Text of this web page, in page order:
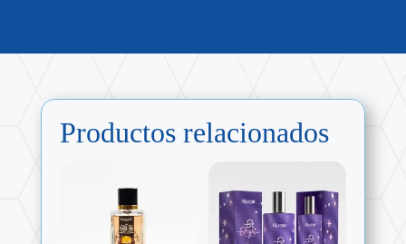
Productos relacionados